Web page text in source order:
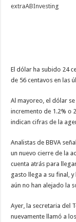
extraABInvesting
El dólar ha subido 24
de 56 centavos en las
Al mayoreo, el dólar
incremento de 1.2% o
indican cifras de la
Analistas de BBVA
un nuevo cierre de la
cuenta atrás para
gasto llega a su final,
aún no han alejado la
Ayer, la secretaria del
nuevamente llamó a